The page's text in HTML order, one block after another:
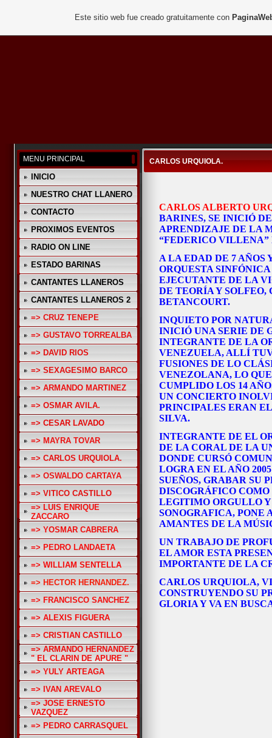
MENU PRINCIPAL
INICIO
NUESTRO CHAT LLANERO
CONTACTO
PROXIMOS EVENTOS
RADIO ON LINE
ESTADO BARINAS
CANTANTES LLANEROS
CANTANTES LLANEROS 2
=> CRUZ TENEPE
=> GUSTAVO TORREALBA
=> DAVID RIOS
=> SEXAGESIMO BARCO
=> ARMANDO MARTINEZ
=> OSMAR AVILA.
=> CESAR LAVADO
=> MAYRA TOVAR
=> CARLOS URQUIOLA.
=> OSWALDO CARTAYA
=> VITICO CASTILLO
=> LUIS ENRIQUE
ZACCARO
=> YOSMAR CABRERA
=> PEDRO LANDAETA
=> WILLIAM SENTELLA
=> HECTOR HERNANDEZ.
=> FRANCISCO SANCHEZ
=> ALEXIS FIGUERA
=> CRISTIAN CASTILLO
=> ARMANDO HERNANDEZ
" EL CLARIN DE APURE "
=> YULY ARTEAGA
=> IVAN AREVALO
=> JOSE ERNESTO
VAZQUEZ
=> PEDRO CARRASQUEL
CARLOS URQUIOLA.
CARLOS ALBERTO
BARINES, SE INICIÓ
APRENDIZAJE DE LA
“FEDERICO VILLENA”
A LA EDAD DE 7 AÑOS
ORQUESTA
EJECUTANTE DE LA
DE TEORÍA Y SOLFEO,
BETANCOURT.
INQUIETO POR
INICIÓ UNA SERIE DE
INTEGRANTE DE LA
VENEZUELA, ALLÍ
FUSIONES DE LO
VENEZOLANA, LO
CUMPLIDO LOS 14
UN CONCIERTO
PRINCIPALES ERAN
SILVA.
INTEGRANTE DE EL
DE LA CORAL DE LA
DONDE CURSÓ
LOGRA EN EL AÑO
SUEÑOS, GRABAR SU
DISCOGRÁFICO
LEGITIMO ORGULLO
SONOGRAFICA, PONE
AMANTES DE LA
UN TRABAJO DE
EL AMOR ESTA
IMPORTANTE DE LA
CARLOS URQUIOLA,
CONSTRUYENDO SU
GLORIA Y VA EN
Este sitio web fue creado gratuitamente con